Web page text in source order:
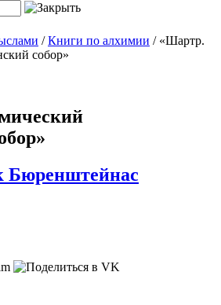
/ Книги по алхимии /«Шартр.
собор»
Бюренштейнас